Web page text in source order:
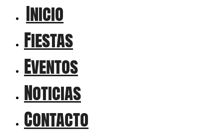
Inicio
Fiestas
Eventos
Noticias
Contacto